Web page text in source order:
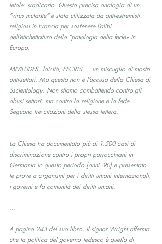
letale: sradicarlo. Questa precisa analogia di un
“virus mutante” è stata utilizzata da anti-estremisti
religiosi in Francia per sostenere l’alibi
dell’etichettatura della “patologia della fede» in
Europa.
MIVILUDES, laicità, FECRIS … un miscuglio di mostri
anti-settari. Ma questa non è l’accusa della Chiesa di
Sscientology. Non stiamo combattendo contro gli
abusi settari, ma contro la religione e la fede …
Seguono tre citazioni della stessa lettera.
La Chiesa ha documentato più di 1.500 casi di
discriminazione contro i propri parrocchiani in
Germania in questo periodo [anni ’90] e presentato
le prove a organismi per i diritti umani internazionali,
i governi e la comunità dei diritti umani.
…
A pagina 243 del suo libro, il signor Wright afferma
che la politica del governo tedesco è quello di